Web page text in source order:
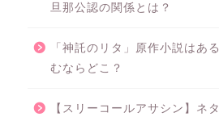
旦那公認の関係とは？
「神託のリタ」原作小説はあ
むならどこ？
【スリーコールアサシン】ネ